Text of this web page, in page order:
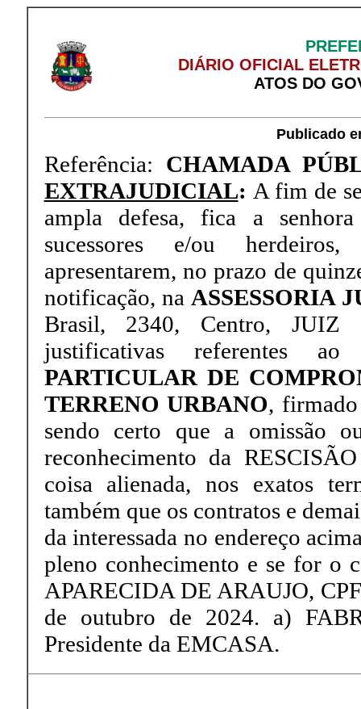
DIÁRIO OFICIAL
ATOS DO
Publicado
Referência: CHAMADA
EXTRAJUDICIAL: A fim de
ampla defesa, fica a
sucessores e/ou
apresentarem, no prazo de
notificação, na ASSESSORIA
Brasil, 2340, Centro, JUIZ
justificativas referentes
PARTICULAR DE
TERRENO URBANO, firmado
sendo certo que a omissão
reconhecimento da
coisa alienada, nos exatos
também que os contratos e
da interessada no endereço
pleno conhecimento e se for o
APARECIDA DE ARAUJO,
de outubro de 2024. a)
Presidente da EMCASA.